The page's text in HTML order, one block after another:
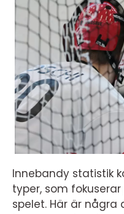
Innebandy statistik
typer, som
spelet. Här är